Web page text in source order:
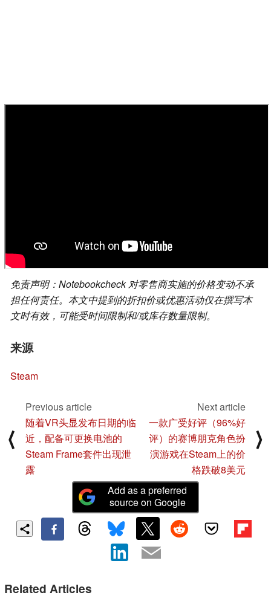
免责声明：Notebookcheck 对零售商实施的价格变动不承
担任何责任。本文中提到的折扣价或优惠活动仅在撰写本
文时有效，可能受时间限制和/或库存数量限制。
来源
Steam
⟨
Previous article
随着VR头显发布日期的临
近，配备可更换电池的
Steam Frame套件出现泄
露
Next article
一款广受好评（96%好
评）的赛博朋克角色扮
演游戏在Steam上的价
格跌破8美元
⟩
Add as a preferred
source on Google
Related Articles